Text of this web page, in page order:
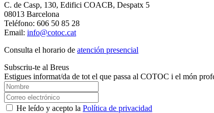
C. de Casp, 130, Edifici COACB, Despatx 5
08013 Barcelona
Teléfono: 606 50 85 28
Email: info@cotoc.cat
Consulta el horario de atención presencial
Subscriu-te al Breus
Estigues informat/da de tot el que passa al COTOC i el món
He leído y acepto la Política de privacidad